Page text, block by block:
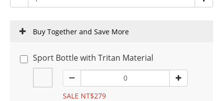
Buy Together and Save More
Sport Bottle with Tritan Material
SALE NT$279